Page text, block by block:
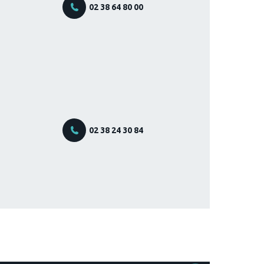
02 38 64 80 00
02 38 24 30 84